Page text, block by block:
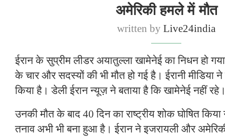
अमेरिकी हमले में मौत
written byLive24india
ईरान के सुप्रीम लीडर अयातुल्ला खामेनेई का निधन हो
के चार और सदस्यों की भी मौत हो गई है। ईरानी मीडिया
किया है। डेली ईरान न्यूज़ ने बताया है कि खामेनेई नहीं
उनकी मौत के बाद 40 दिन का राष्ट्रीय शोक घोषित
तनाव अभी भी बना हुआ है। ईरान ने इजरायली और